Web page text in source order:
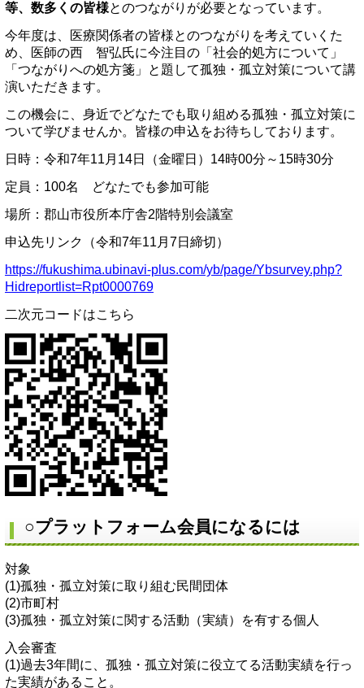
等、数多くの皆様とのつながりが必要となっています。
今年度は、医療関係者の皆様とのつながりを考えていくた
め、医師の西 智弘氏に今注目の「社会的処方について」
「つながりへの処方箋」と題して孤独・孤立対策について講
演いただきます。
この機会に、身近でどなたでも取り組める孤独・孤立対策に
ついて学びませんか。皆様の申込をお待ちしております。
日時：令和7年11月14日（金曜日）14時00分～15時30分
定員：100名 どなたでも参加可能
場所：郡山市役所本庁舎2階特別会議室
申込先リンク（令和7年11月7日締切）
https://fukushima.ubinavi-plus.com/yb/page/Ybsurvey.php?
Hidreportlist=Rpt0000769
​二次元コードはこちら
○プラットフォーム会員になるには
対象
(1)孤独・孤立対策に取り組む民間団体
(2)市町村
(3)孤独・孤立対策に関する活動（実績）を有する個人
入会審査
(1)過去3年間に、孤独・孤立対策に役立てる活動実績を行っ
た実績があること。